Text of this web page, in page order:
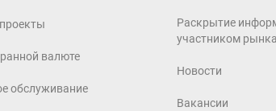
валюте
обслуживание
Раскрытие
участником
Новости
Вакансии